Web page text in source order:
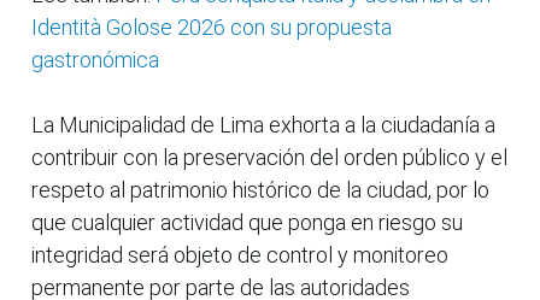
Identità Golose 2026 con su propuesta
gastronómica
La Municipalidad de Lima exhorta a la ciudadanía a
contribuir con la preservación del orden público y el
respeto al patrimonio histórico de la ciudad, por lo
que cualquier actividad que ponga en riesgo su
integridad será objeto de control y monitoreo
permanente por parte de las autoridades